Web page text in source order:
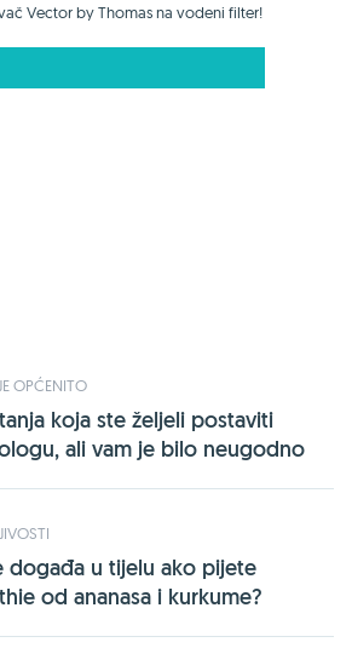
Vector by Thomas na vodeni filter!
OPĆENITO
koja ste željeli postaviti
ali vam je bilo neugodno
događa u tijelu ako pijete
od ananasa i kurkume?